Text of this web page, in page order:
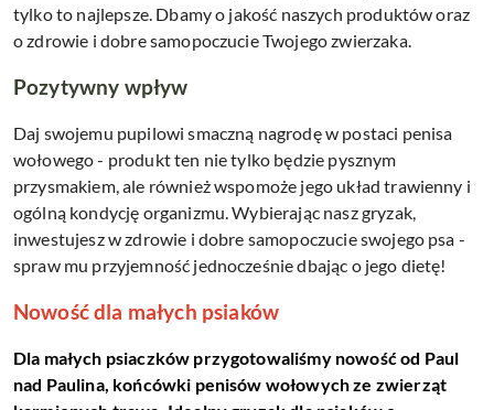
tylko to najlepsze. Dbamy o jakość naszych produktów oraz
o zdrowie i dobre samopoczucie Twojego zwierzaka.
Pozytywny wpływ
Daj swojemu pupilowi smaczną nagrodę w postaci penisa
wołowego - produkt ten nie tylko będzie pysznym
przysmakiem, ale również wspomoże jego układ trawienny i
ogólną kondycję organizmu. Wybierając nasz gryzak,
inwestujesz w zdrowie i dobre samopoczucie swojego psa -
spraw mu przyjemność jednocześnie dbając o jego dietę!
Nowość dla małych psiaków
Dla małych psiaczków przygotowaliśmy nowość od Paul
nad Paulina, końcówki penisów wołowych ze zwierząt